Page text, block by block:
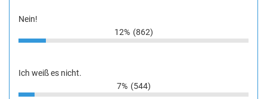
Nein!
12% (862)
Ich weiß es nicht.
7% (544)